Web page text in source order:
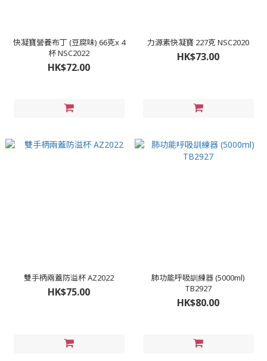
快凝寶營養布丁 (豆腐味) 66克x 4
杯 NSC2022
HK$72.00
力源素快凝寶 227克 NSC2020
HK$73.00
雙手柄兩蓋防溢杯 AZ2022
HK$75.00
肺功能呼吸訓練器 (5000ml)
TB2927
HK$80.00